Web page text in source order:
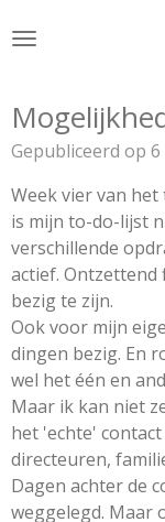
direct
hoofdinhoud
Gepubliceerd op
Week vier van
is mijn to-do-lijst
verschillende
actief.
bezig te zijn.
Ook voor mijn
dingen bezig. En
wel het één en
Maar ik kan niet
het 'echte'
directeuren,
Dagen achter de
weggelegd. Maar